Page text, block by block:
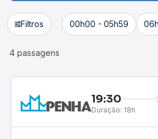
Filtros 00h00 - 05h59
4 passagens
19:30
Duração: 18h